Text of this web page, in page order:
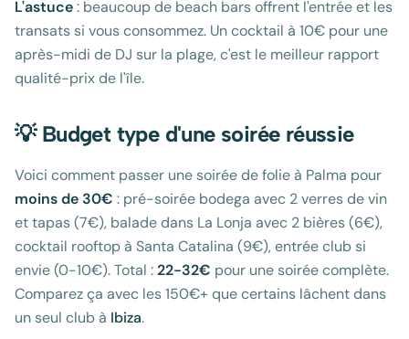
L'astuce: beaucoup de beach bars offrent l'entrée et les
transats si vous consommez. Un cocktail à 10€ pour une
après-midi de DJ sur la plage, c'est le meilleur rapport
qualité-prix de l'île.
💡 Budget type d'une soirée réussie
Voici comment passer une soirée de folie à Palma pour
moins de 30€ : pré-soirée bodega avec 2 verres de vin
et tapas (7€), balade dans La Lonja avec 2 bières (6€),
cocktail rooftop à Santa Catalina (9€), entrée club si
envie (0-10€). Total :22-32€ pour une soirée complète.
Comparez ça avec les 150€+ que certains lâchent dans
un seul club à Ibiza.